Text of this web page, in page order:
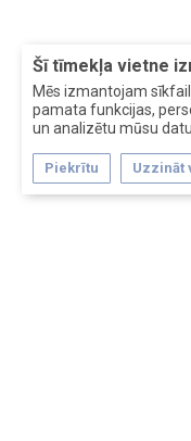
Šī tīmekļa vietne
Mēs izmantojam
pamata funkcijas,
un analizētu mūsu
Piekrītu Uzzināt